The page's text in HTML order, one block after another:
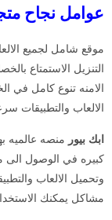
عوامل نجاح متجر ابك
موقع شامل لجميع
التنزيل الاستمتاع
الامنه تنوع كامل في
الالعاب والتطبيقات
ابك بيور منصه عالميه
كبيره في الوصول الى
وتحميل الالعاب
مشاكل يمكنك